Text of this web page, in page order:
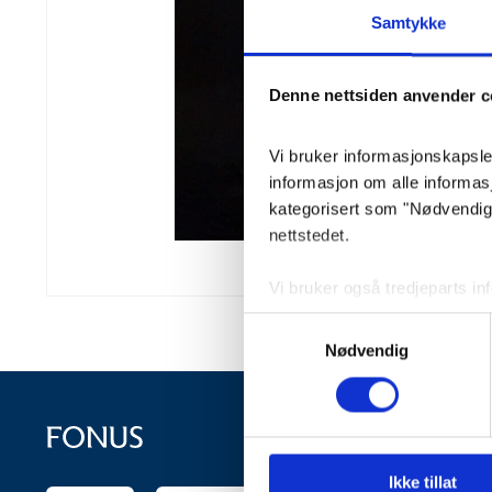
Samtykke
Denne nettsiden anvender
Vi bruker
informasjon om alle
kategorisert som
nettstedet.
Vi bruker også tredjeparts
lagrer innstillingene dine og
lagret i nettleseren din med
Du kan velge å aktivere
Nødvendig
Ikke tillat